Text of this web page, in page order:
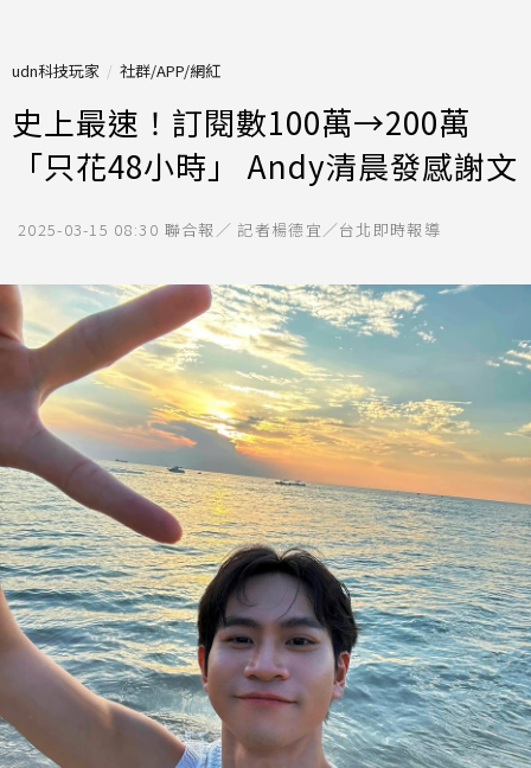
udn科技玩家 社群/APP/網紅
史上最速！訂閱數100萬→200萬
「只花48小時」 Andy清晨發感謝文
2025-03-15 08:30 聯合報／ 記者楊德宜／台北即時報導